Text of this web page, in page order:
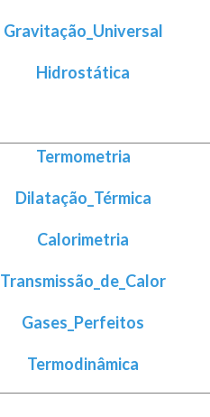
Gravitação_Universal
Hidrostática
Termometria
Dilatação_Térmica
Calorimetria
Transmissão_de_Calor
Gases_Perfeitos
Termodinâmica